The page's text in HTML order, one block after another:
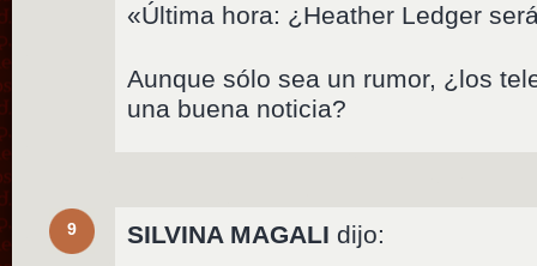
«Última hora: ¿Heather Ledger
Aunque sólo sea un rumor, ¿los
una buena noticia?
9 SILVINA MAGALI dijo: